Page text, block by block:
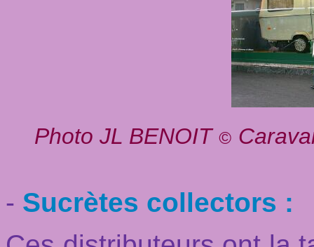
Photo JL BENOIT ©
- Sucrètes collectors :